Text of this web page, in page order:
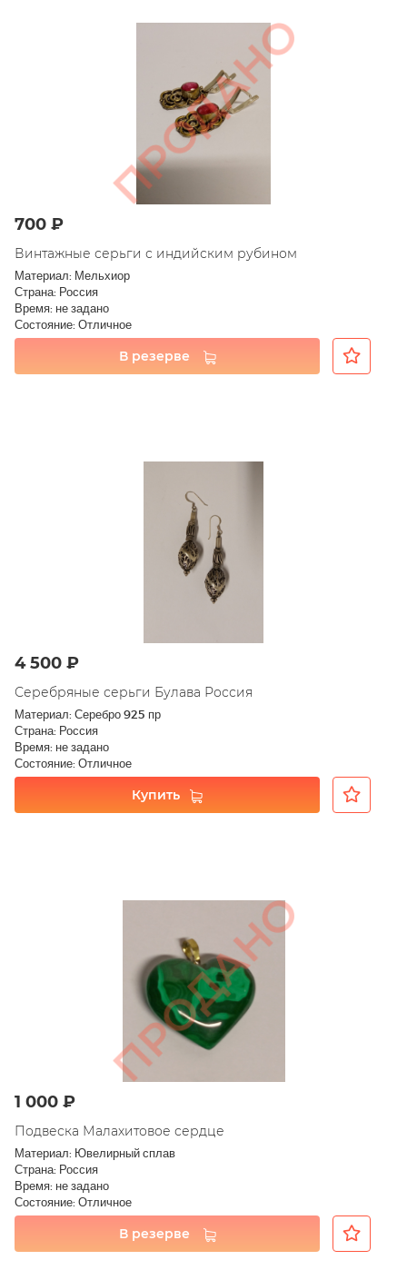
700 ₽
Винтажные серьги с индийским рубином
Материал: Мельхиор
Страна: Россия
Время: не задано
Состояние: Отличное
В резерве
4 500 ₽
Серебряные серьги Булава Россия
Материал: Серебро 925 пр
Страна: Россия
Время: не задано
Состояние: Отличное
Купить
1 000 ₽
Подвеска Малахитовое сердце
Материал: Ювелирный сплав
Страна: Россия
Время: не задано
Состояние: Отличное
В резерве